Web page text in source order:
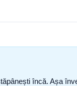
încă. Așa